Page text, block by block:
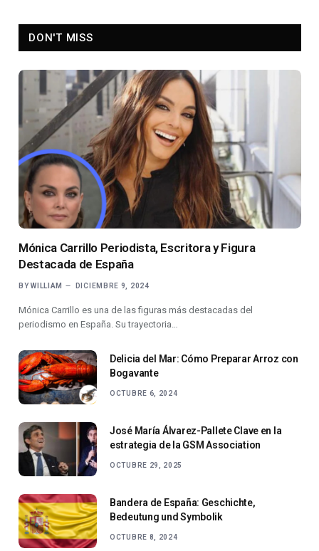
DON'T MISS
Mónica Carrillo Periodista, Escritora y Figura
Destacada de España
BY WILLIAM DICIEMBRE 9, 2024
Mónica Carrillo es una de las figuras más destacadas del
periodismo en España. Su trayectoria…
Delicia del Mar: Cómo Preparar Arroz con
Bogavante
OCTUBRE 6, 2024
José María Álvarez-Pallete Clave en la
estrategia de la GSM Association
OCTUBRE 29, 2025
Bandera de España: Geschichte,
Bedeutung und Symbolik
OCTUBRE 8, 2024